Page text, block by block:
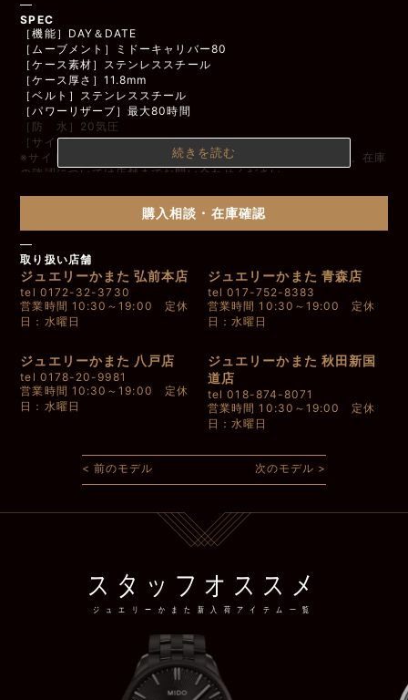
SPEC
続きを読む
［機能］DAY＆DATE
［ムーブメント］ミドーキャリバー80
［ケース素材］ステンレススチール
［ケース厚さ］11.8mm
［ベルト］ステンレススチール
［パワーリザーブ］最大80時間
［防 水］20気圧
［サイズ］42.5
※サイトに掲載されている商品は在庫がない場合がございます。在庫
の確認については店舗までお問い合わせください。
購入相談・在庫確認
取り扱い店舗
ジュエリーかまた 弘前本店
tel 0172-32-3730
営業時間 10:30～19:00 定休
日：水曜日
ジュエリーかまた 青森店
tel 017-752-8383
営業時間 10:30～19:00 定休
日：水曜日
ジュエリーかまた 八戸店
tel 0178-20-9981
営業時間 10:30～19:00 定休
日：水曜日
ジュエリーかまた 秋田新国
道店
tel 018-874-8071
営業時間 10:30～19:00 定休
日：水曜日
< 前のモデル 次のモデル >
スタッフオススメ
ジュエリーかまた新入荷アイテム一覧